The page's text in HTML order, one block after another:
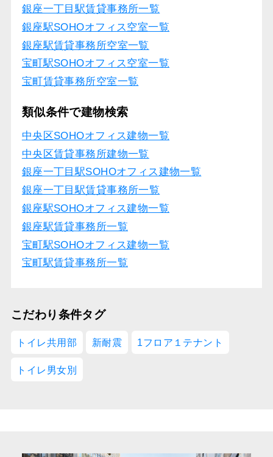
銀座一丁目駅賃貸事務所一覧
銀座駅SOHOオフィス空室一覧
銀座駅賃貸事務所空室一覧
宝町駅SOHOオフィス空室一覧
宝町賃貸事務所空室一覧
類似条件で建物検索
中央区SOHOオフィス建物一覧
中央区賃貸事務所建物一覧
銀座一丁目駅SOHOオフィス建物一覧
銀座一丁目駅賃貸事務所一覧
銀座駅SOHOオフィス建物一覧
銀座駅賃貸事務所一覧
宝町駅SOHOオフィス建物一覧
宝町駅賃貸事務所一覧
こだわり条件タグ
トイレ共用部 新耐震 1フロア１テナント
トイレ男女別